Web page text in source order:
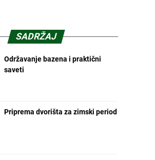
SADRŽAJ
Održavanje bazena i praktični
saveti
Priprema dvorišta za zimski period